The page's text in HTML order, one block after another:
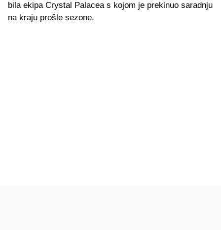
bila ekipa Crystal Palacea s kojom je prekinuo saradnju
na kraju prošle sezone.